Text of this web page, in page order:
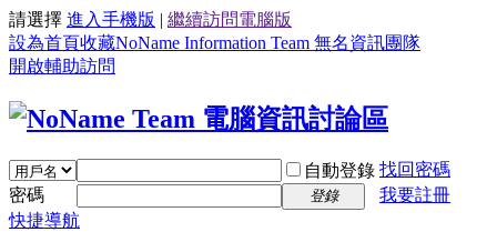
請選擇 進入手機版 | 繼續訪問電腦版
設為首頁收藏NoName Information Team 無名資訊團隊
開啟輔助訪問
自動登錄 找回密碼
密碼
登錄
我要註冊
快捷導航